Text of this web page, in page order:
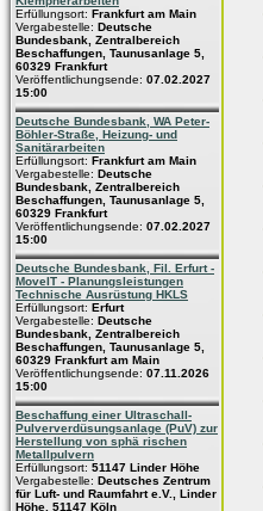
Erfüllungsort: Frankfurt am Main
Vergabestelle: Deutsche
Bundesbank, Zentralbereich
Beschaffungen, Taunusanlage 5,
60329 Frankfurt
Veröffentlichungsende: 07.02.2027
15:00
Deutsche Bundesbank, WA Peter-
Böhler-Straße, Heizung- und
Sanitärarbeiten
Erfüllungsort: Frankfurt am Main
Vergabestelle: Deutsche
Bundesbank, Zentralbereich
Beschaffungen, Taunusanlage 5,
60329 Frankfurt
Veröffentlichungsende: 07.02.2027
15:00
Deutsche Bundesbank, Fil. Erfurt -
MoveIT - Planungsleistungen
Technische Ausrüstung HKLS
Erfüllungsort: Erfurt
Vergabestelle: Deutsche
Bundesbank, Zentralbereich
Beschaffungen, Taunusanlage 5,
60329 Frankfurt am Main
Veröffentlichungsende: 07.11.2026
15:00
Beschaffung einer Ultraschall-
Pulververdüsungsanlage (PuV) zur
Herstellung von sphä rischen
Metallpulvern
Erfüllungsort: 51147 Linder Höhe
Vergabestelle: Deutsches Zentrum
für Luft- und Raumfahrt e.V., Linder
Höhe, 51147 Köln